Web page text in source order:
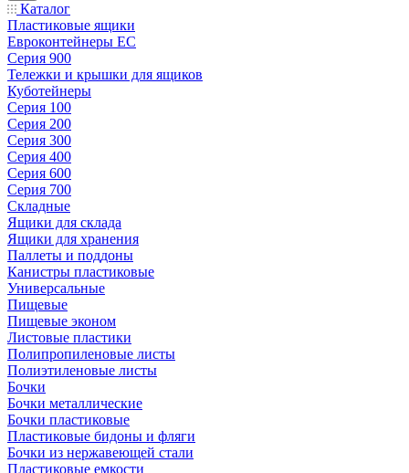
Каталог
Пластиковые ящики
Евроконтейнеры ЕС
Серия 900
Тележки и крышки для ящиков
Куботейнеры
Серия 100
Серия 200
Серия 300
Серия 400
Серия 600
Серия 700
Складные
Ящики для склада
Ящики для хранения
Паллеты и поддоны
Канистры пластиковые
Универсальные
Пищевые
Пищевые эконом
Листовые пластики
Полипропиленовые листы
Полиэтиленовые листы
Бочки
Бочки металлические
Бочки пластиковые
Пластиковые бидоны и фляги
Бочки из нержавеющей стали
Пластиковые емкости